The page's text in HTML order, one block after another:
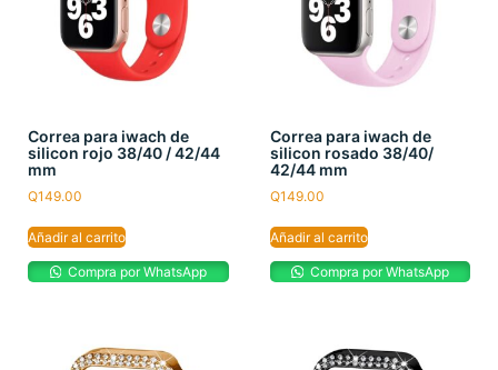
Correa para iwach de
silicon rojo 38/40 / 42/44
mm
Q149.00
Añadir al carrito
Compra por WhatsApp
Correa para iwach de
silicon rosado 38/40/
42/44 mm
Q149.00
Añadir al carrito
Compra por WhatsApp